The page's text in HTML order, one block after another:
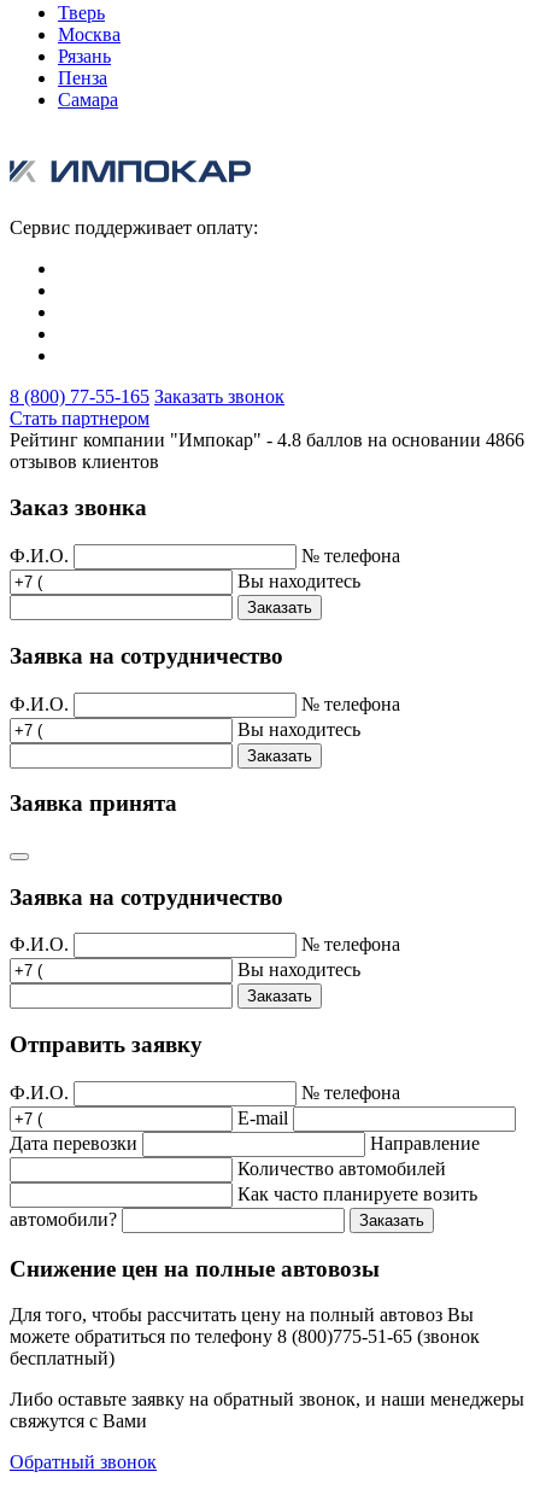
Тверь
Москва
Рязань
Пенза
Самара
Сервис поддерживает оплату:
8 (800) 77-55-165 Заказать звонок
Стать партнером
Рейтинг компании "Импокар" - 4.8 баллов на основании 4866
отзывов клиентов
Заказ звонка
Ф.И.О.
№ телефона
Вы находитесь
Заказать
Заявка на сотрудничество
Ф.И.О.
№ телефона
Вы находитесь
Заказать
Заявка принята
Заявка на сотрудничество
Ф.И.О.
№ телефона
Вы находитесь
Заказать
Отправить заявку
Ф.И.О.
№ телефона
E-mail
Дата перевозки
Направление
Количество автомобилей
Как часто планируете возить
автомобили?
Заказать
Снижение цен на полные автовозы
Для того, чтобы рассчитать цену на полный автовоз Вы
можете обратиться по телефону 8 (800)775-51-65 (звонок
бесплатный)
Либо оставьте заявку на обратный звонок, и наши менеджеры
свяжутся с Вами
Обратный звонок